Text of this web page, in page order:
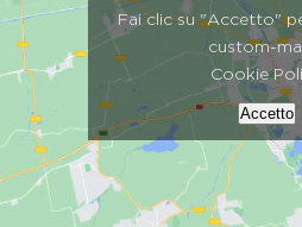
Fai clic su "Accetto"
custom-
Cookie
Accetto